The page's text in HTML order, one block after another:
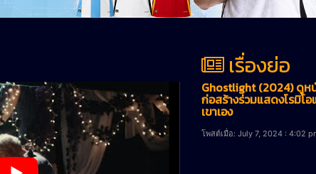
เรื่องย่อ
Ghostlight (2024) ดูห
ก่อสร้างร่วมแสดงโรมิโ
เขาเอง
โพสต์เมื่อ: July 7, 2024 : 4:02